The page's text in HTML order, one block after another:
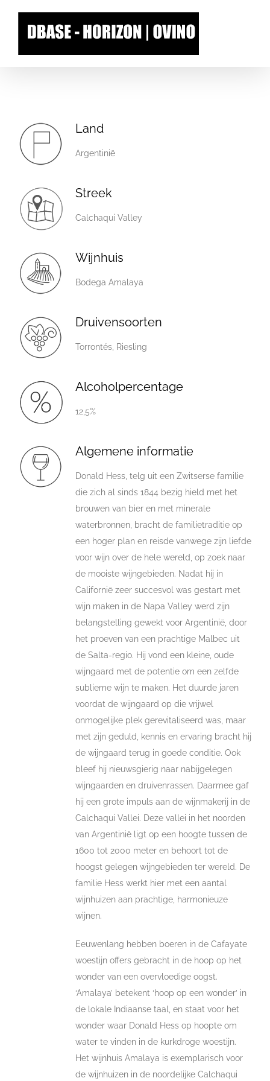
content
Land
Argentinië
Streek
Calchaqui Valley
Wijnhuis
Bodega Amalaya
Druivensoorten
Torrontés, Riesling
Alcoholpercentage
12,5%
Algemene informatie
Donald Hess, telg uit een Zwitserse familie
die zich al sinds 1844 bezig hield met het
brouwen van bier en met minerale
waterbronnen, bracht de familietraditie op
een hoger plan en reisde vanwege zijn liefde
voor wijn over de hele wereld, op zoek naar
de mooiste wijngebieden. Nadat hij in
Californië zeer succesvol was gestart met
wijn maken in de Napa Valley werd zijn
belangstelling gewekt voor Argentinië, door
het proeven van een prachtige Malbec uit
de Salta-regio. Hij vond een kleine, oude
wijngaard met de potentie om een zelfde
sublieme wijn te maken. Het duurde jaren
voordat de wijngaard op die vrijwel
onmogelijke plek gerevitaliseerd was, maar
met zijn geduld, kennis en ervaring bracht hij
de wijngaard terug in goede conditie. Ook
bleef hij nieuwsgierig naar nabijgelegen
wijngaarden en druivenrassen. Daarmee gaf
hij een grote impuls aan de wijnmakerij in de
Calchaqui Vallei. Deze vallei in het noorden
van Argentinië ligt op een hoogte tussen de
1600 tot 2000 meter en behoort tot de
hoogst gelegen wijngebieden ter wereld. De
familie Hess werkt hier met een aantal
wijnhuizen aan prachtige, harmonieuze
wijnen.
Eeuwenlang hebben boeren in de Cafayate
woestijn offers gebracht in de hoop op het
wonder van een overvloedige oogst.
‘Amalaya’ betekent ‘hoop op een wonder’ in
de lokale Indiaanse taal, en staat voor het
wonder waar Donald Hess op hoopte om
water te vinden in de kurkdroge woestijn.
Het wijnhuis Amalaya is exemplarisch voor
de wijnhuizen in de noordelijke Calchaqui